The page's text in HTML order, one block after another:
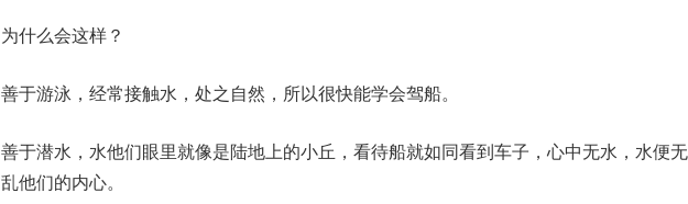
为什么会这样？
善于游泳，经常接触水，处之自然，所以很快能学会驾船。
善于潜水，水他们眼里就像是陆地上的小丘，看待船就如同看到车子，心中无水，水便
乱他们的内心。